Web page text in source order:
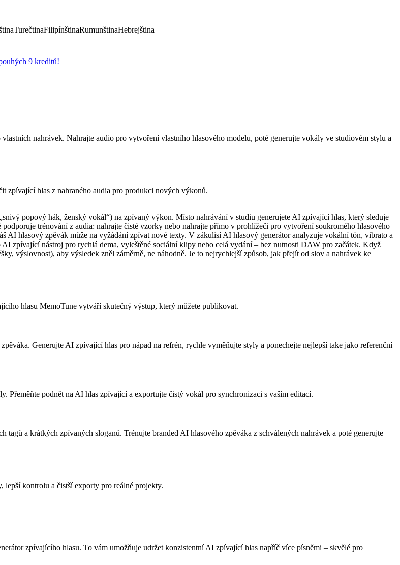
TurečtinaFilipínštinaRumunštinaHebrejština
9 kreditů!
nahrávek. Nahrajte audio pro vytvoření vlastního hlasového modelu, poté generujte vokály ve studiovém stylu a
zpívající hlas z nahraného audia pro produkci nových výkonů.
popový hák, ženský vokál“) na zpívaný výkon. Místo nahrávání v studiu generujete AI zpívající hlas, který sleduje
trénování z audia: nahrajte čisté vzorky nebo nahrajte přímo v prohlížeči pro vytvoření soukromého hlasového
AI hlasový zpěvák může na vyžádání zpívat nové texty. V zákulisí AI hlasový generátor analyzuje vokální tón, vibrato a
zpívající nástroj pro rychlá dema, vyleštěné sociální klipy nebo celá vydání – bez nutnosti DAW pro začátek. Když
výslovnost), aby výsledek zněl záměrně, ne náhodně. Je to nejrychlejší způsob, jak přejít od slov a nahrávek ke
hlasu MemoTune vytváří skutečný výstup, který můžete publikovat.
Generujte AI zpívající hlas pro nápad na refrén, rychle vyměňujte styly a ponechejte nejlepší take jako referenční
podnět na AI hlas zpívající a exportujte čistý vokál pro synchronizaci s vaším editací.
a krátkých zpívaných sloganů. Trénujte branded AI hlasového zpěváka z schválených nahrávek a poté generujte
lepší kontrolu a čistší exporty pro reálné projekty.
zpívajícího hlasu. To vám umožňuje udržet konzistentní AI zpívající hlas napříč více písněmi – skvělé pro